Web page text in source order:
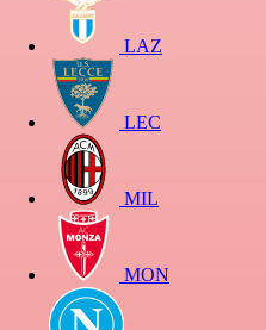
LAZ
LEC
MIL
MON